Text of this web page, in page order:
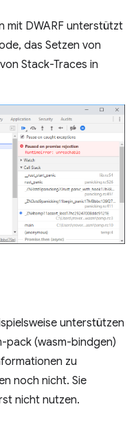
mit DWARF unterstützt
das Setzen von
Stack-Traces in
unterstützen
pack (wasm-bindgen)
zu
noch nicht. Sie
nicht nutzen.